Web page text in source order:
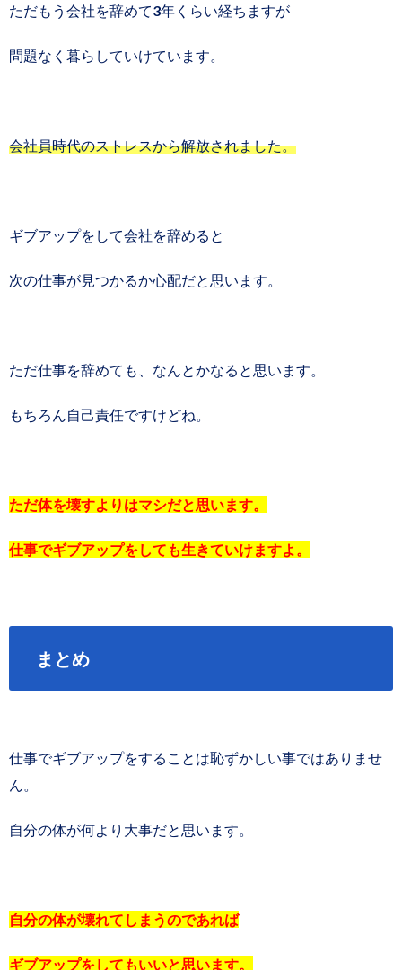
ただもう会社を辞めて3年くらい経ちますが
問題なく暮らしていけています。
会社員時代のストレスから解放されました。
ギブアップをして会社を辞めると
次の仕事が見つかるか心配だと思います。
ただ仕事を辞めても、なんとかなると思います。
もちろん自己責任ですけどね。
ただ体を壊すよりはマシだと思います。
仕事でギブアップをしても生きていけますよ。
まとめ
仕事でギブアップをすることは恥ずかしい事ではありませ
ん。
自分の体が何より大事だと思います。
自分の体が壊れてしまうのであれば
ギブアップをしてもいいと思います。